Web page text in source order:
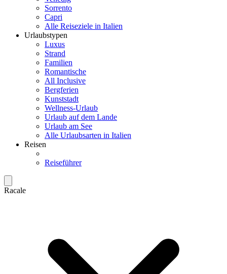
Sorrento
Capri
Alle Reiseziele in Italien
Urlaubstypen
Luxus
Strand
Familien
Romantische
All Inclusive
Bergferien
Kunststadt
Wellness-Urlaub
Urlaub auf dem Lande
Urlaub am See
Alle Urlaubsarten in Italien
Reisen
Reiseführer
Racale